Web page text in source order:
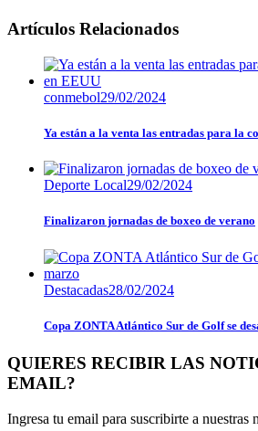
Artículos Relacionados
conmebol29/02/2024
Ya están a la venta las entradas para la
Deporte Local29/02/2024
Finalizaron jornadas de boxeo de verano
Destacadas28/02/2024
Copa ZONTA Atlántico Sur de Golf se
QUIERES RECIBIR LAS
EMAIL?
Ingresa tu email para suscribirte a nuestras